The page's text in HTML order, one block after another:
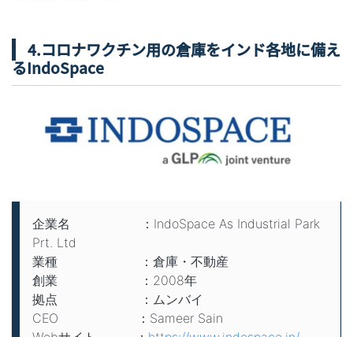
4.コロナワクチン用の倉庫をインド各地に備え
るIndoSpace
企業名 ：IndoSpace As Industrial Park
Prt. Ltd
業種 ：倉庫・不動産
創業 ：2008年
拠点 ：ムンバイ
CEO ：Sameer Sain